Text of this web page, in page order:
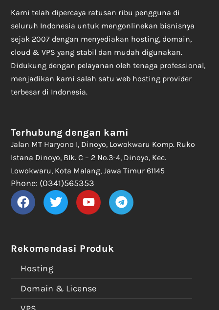
Kami telah dipercaya ratusan ribu pengguna di
seluruh Indonesia untuk mengonlinekan bisnisnya
sejak 2007 dengan menyediakan hosting, domain,
cloud & VPS yang stabil dan mudah digunakan.
Didukung dengan pelayanan oleh tenaga professional,
menjadikan kami salah satu web hosting provider
terbesar di Indonesia.
Rekomendasi Produk
Hosting
Domain & License
Terhubung dengan kami
Jalan MT Haryono I, Dinoyo, Lowokwaru Komp. Ruko
Istana Dinoyo, Blk. C – 2 No.3-4, Dinoyo, Kec.
Lowokwaru, Kota Malang, Jawa Timur 61145
Phone: (0341)565353